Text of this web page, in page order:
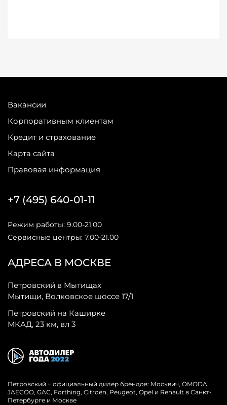
Вакансии
Корпоративным клиентам
Кредит и страхование
Карта сайта
Правовая информация
АДРЕСА В МОСКВЕ
Петровский в Мытищах
Мытищи, Волковское шоссе 17/1
Петровский на Каширке
МКАД, 23 км, вл 3
+7 (495) 640-01-11
Режим работы: 9.00-21.00
Сервисные центры: 7.00-21.00
Петровский − официальный дилер брендов: Москвич, OMODA,
JAECOO, GAC, Forthing, Citroёn, Peugeot, Opel и Renault в Санкт-
Петербурге и Москве